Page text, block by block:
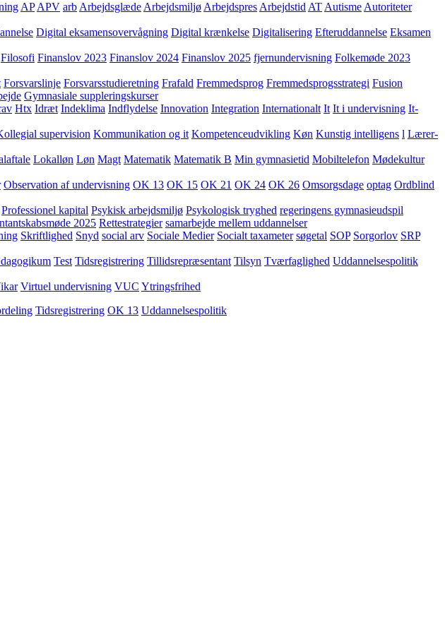
AP APV arb Arbejdsglæde Arbejdsmiljø Arbejdspres Arbejdstid AT Autisme Autoriteter
Digital eksamensovervågning Digital krænkelse Digitalisering Efteruddannelse Eksamen
Filosofi Finanslov 2023 Finanslov 2024 Finanslov 2025 fjernundervisning Folkemøde 2023
Forsvarslinje Forsvarsstudieretning Frafald Fremmedsprog Fremmedsprogsstrategi Fusion
Gymnasiale suppleringskurser
Htx Idræt Indeklima Indflydelse Innovation Integration Internationalt It It i undervisning It-
supervision Kommunikation og it Kompetenceudvikling Køn Kunstig intelligens l Lærer-
Lokalløn Løn Magt Matematik Matematik B Min gymnasietid Mobiltelefon Mødekultur
Observation af undervisning OK 13 OK 15 OK 21 OK 24 OK 26 Omsorgsdage optag Ordblind
Professionel kapital Psykisk arbejdsmiljø Psykologisk tryghed regeringens gymnasieudspil
2025 Rettestrategier samarbejde mellem uddannelser
Skriftlighed Snyd social arv Sociale Medier Socialt taxameter søgetal SOP Sorgorlov SRP
Test Tidsregistrering Tillidsrepræsentant Tilsyn Tværfaglighed Uddannelsespolitik
Virtuel undervisning VUC Ytringsfrihed
Tidsregistrering OK 13 Uddannelsespolitik